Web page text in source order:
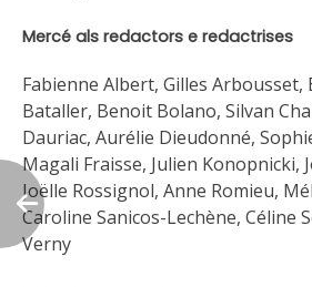
Mercé als redactors e redactrises
Fabienne Albert, Gilles Arbousset,
Bataller, Benoit Bolano, Silvan
Dauriac, Aurélie Dieudonné,
Magali Fraisse, Julien Konopnicki,
Joëlle Rossignol, Anne Romieu,
Caroline Sanicos-Lechène, Céline
Verny